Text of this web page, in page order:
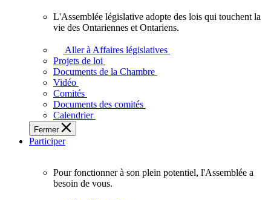
l'Ontario.
L'Assemblée
adopte
touchent
des
Ontariennes
et
L'Assemblée législative adopte des lois qui touchent la
vie des Ontariennes et Ontariens.
Aller à Affaires législatives
Projets de loi
Documents de la Chambre
Vidéo
Comités
Documents des comités
Calendrier
Fermer
Participer
Pour fonctionner à son plein potentiel, l'Assemblée a
besoin de vous.